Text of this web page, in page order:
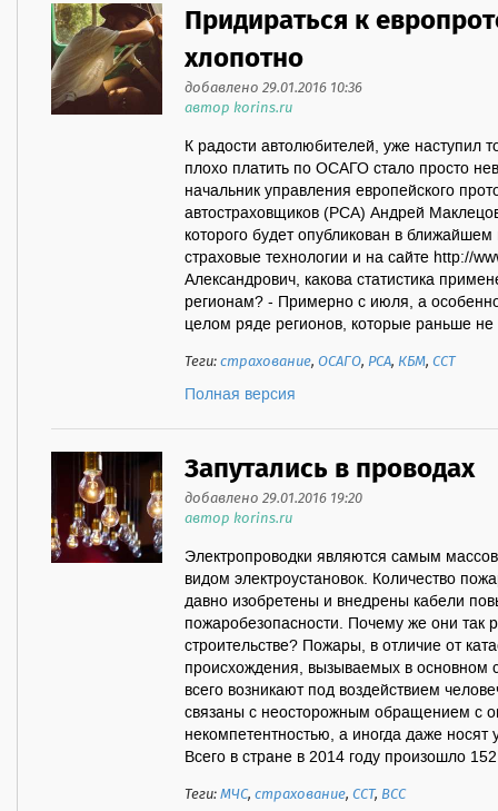
Придираться к
хлопотно
добавлено 29.01.2016 10:36
автор korins.ru
К радости автолюбителей, уже наступил
плохо платить по ОСАГО стало просто
начальник управления европейского
автостраховщиков (РСА) Андрей
которого бyдет опyбликован в
страховые технологии и на сайте http://
Александрович, какова статистика
регионам? - Примерно с июля, а
целом ряде регионов, которые раньше
Теги:страхование,ОСАГО, РСА, КБМ,ССТ
Полная версия
Запутались в проводах
добавлено 29.01.2016 19:20
автор korins.ru
Электропроводки являются самым
видом электроустановок. Количество
давно изобретены и внедрены кабели
пожаробезопасности. Почему же они так
строительстве? Пожары, в отличие от
происхождения, вызываемых в основном
всего возникают под воздействием
связаны с неосторожным обращением с
некомпетентностью, а иногда даже
Всего в стране в 2014 году произошло
Теги:МЧС,страхование,ССТ, ВСС